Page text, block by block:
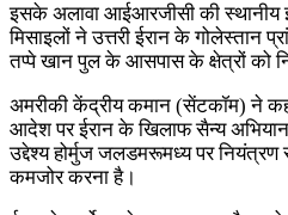
इसके अलावा आईआरजीसी की
मिसाइलों ने उत्तरी ईरान के गोलेस्तान
तप्पे खान पुल के आसपास के क्षेत्रों को
अमरीकी केंद्रीय कमान (सेंटकॉम) ने
आदेश पर ईरान के खिलाफ सैन्य
उद्देश्य होर्मुज जलडमरूमध्य पर नियंत्रण
कमजोर करना है।